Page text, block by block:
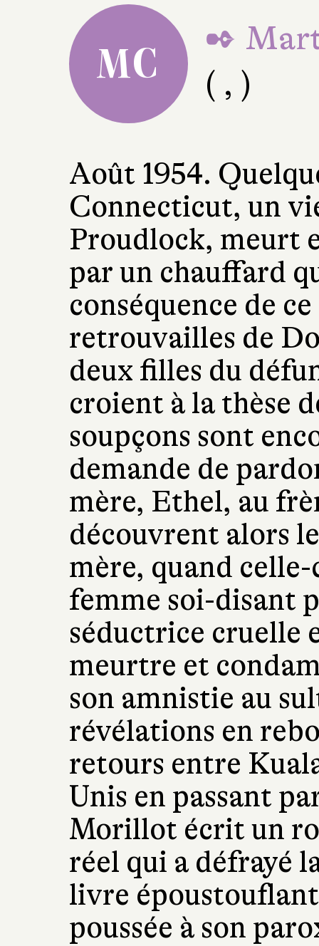
MC
✒
( , )
Août 1954.
Connecticut, un
Proudlock, meurt
par un chauffard
conséquence de
retrouvailles de
deux filles du
croient à la thèse
soupçons sont
demande de
mère, Ethel, au
découvrent alors
mère, quand
femme soi-disant
séductrice cruelle
meurtre et
son amnistie au
révélations en
retours entre
Unis en passant
Morillot écrit un
réel qui a défrayé
livre
poussée à son